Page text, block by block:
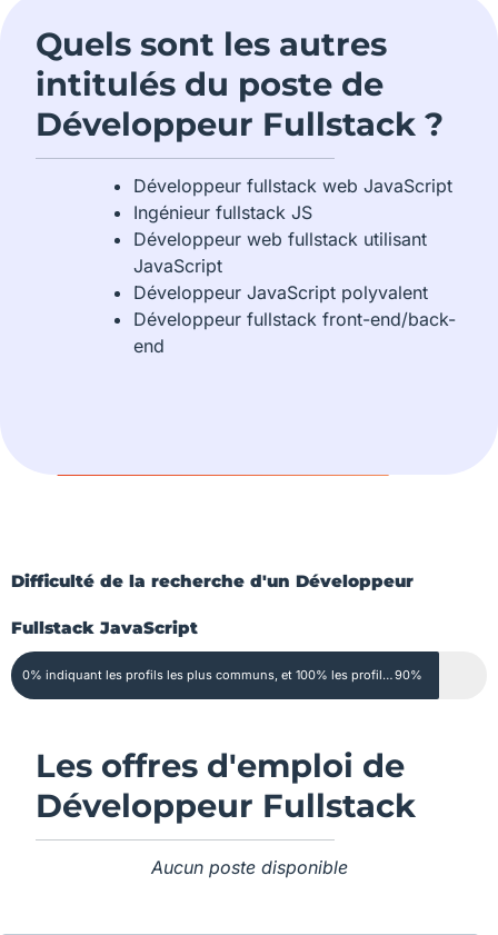
Quels sont les autres
intitulés du poste de
Développeur Fullstack ?
Développeur fullstack web JavaScript
Ingénieur fullstack JS
Développeur web fullstack utilisant
JavaScript
Développeur JavaScript polyvalent
Développeur fullstack front-end/back-
end
Difficulté de la recherche d'un Développeur
Fullstack JavaScript
0% indiquant les profils les plus communs, et 100% les profils extrêmement rares90%
Les offres d'emploi de
Développeur Fullstack
Aucun poste disponible